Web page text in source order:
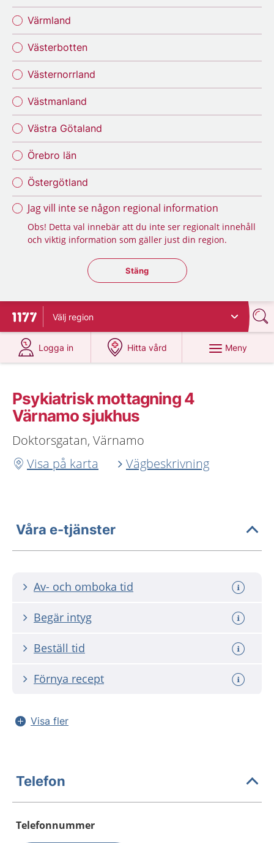
Värmland
Västerbotten
Västernorrland
Västmanland
Västra Götaland
Örebro län
Östergötland
Jag vill inte se någon regional information
Obs! Detta val innebär att du inte ser regionalt innehåll
och viktig information som gäller just din region.
Stäng regionsväljaren
Stäng
Till startsidan för 1177
Välj region
Logga in
på 1177.se
Hitta vård
på 1177.se
Meny
Psykiatrisk mottagning 4
Värnamo sjukhus
Doktorsgatan, Värnamo
Visa på karta
Vägbeskrivning
Våra e-tjänster
Av- och omboka tid
Begär intyg
Beställ tid
Förnya recept
Visa fler
Telefon
Telefonnummer